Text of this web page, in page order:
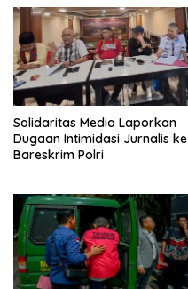
Solidaritas Media Laporkan
Dugaan Intimidasi Jurnalis ke
Bareskrim Polri